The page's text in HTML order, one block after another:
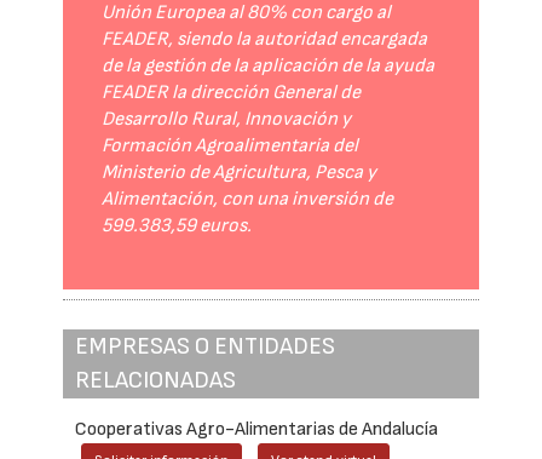
Unión Europea al 80% con cargo al
FEADER, siendo la autoridad encargada
de la gestión de la aplicación de la ayuda
FEADER la dirección General de
Desarrollo Rural, Innovación y
Formación Agroalimentaria del
Ministerio de Agricultura, Pesca y
Alimentación, con una inversión de
599.383,59 euros.
EMPRESAS O ENTIDADES
RELACIONADAS
Cooperativas Agro-Alimentarias de Andalucía